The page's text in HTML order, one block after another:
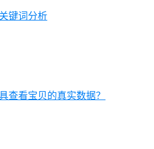
键词分析
查看宝贝的真实数据？